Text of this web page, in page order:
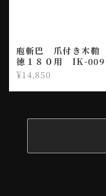
庖斬巴 爪付き木鞘
徳１８０用 IK-009
¥14,850